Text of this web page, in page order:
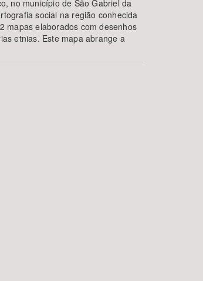
no município de São Gabriel da
social na região conhecida
mapas elaborados com desenhos
etnias. Este mapa abrange a